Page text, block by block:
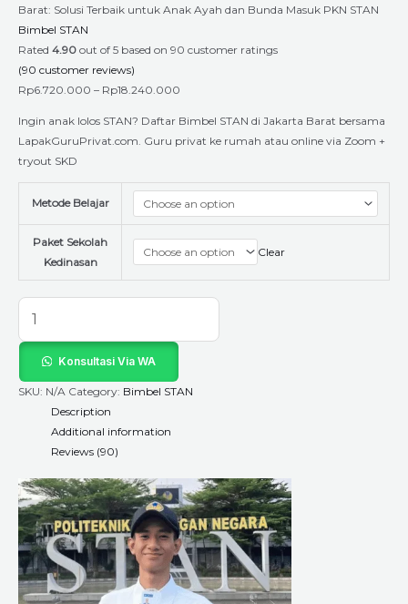
Barat: Solusi Terbaik untuk Anak Ayah dan Bunda Masuk PKN STAN
Bimbel STAN
Rated 4.90 out of 5 based on 90 customer ratings
(90 customer reviews)
Rp6.720.000 – Rp18.240.000
Ingin anak lolos STAN? Daftar Bimbel STAN di Jakarta Barat bersama
LapakGuruPrivat.com. Guru privat ke rumah atau online via Zoom +
tryout SKD
Metode Belajar
Paket Sekolah
Kedinasan
Clear
Konsultasi Via WA
SKU: N/A Category: Bimbel STAN
Description
Additional information
Reviews (90)